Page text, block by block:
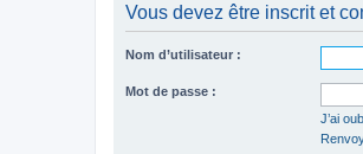
Vous devez être inscrit et
Nom d’utilisateur :
Mot de passe :
J’ai